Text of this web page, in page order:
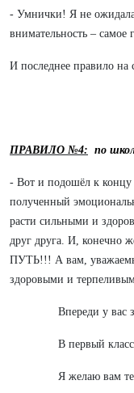
- Умнички! Я не
внимательность – самое
И последнее правило на
ПРАВИЛО №4: по
- Вот и подошёл к
полученный
расти сильными и
друг друга. И,
ПУТЬ!!! А вам,
здоровыми и
Впереди у вас
В первый класс
Я желаю вам